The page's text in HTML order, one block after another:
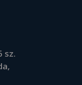
sz.